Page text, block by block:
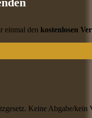
einmal denkostenlosen
Keine Abgabe/